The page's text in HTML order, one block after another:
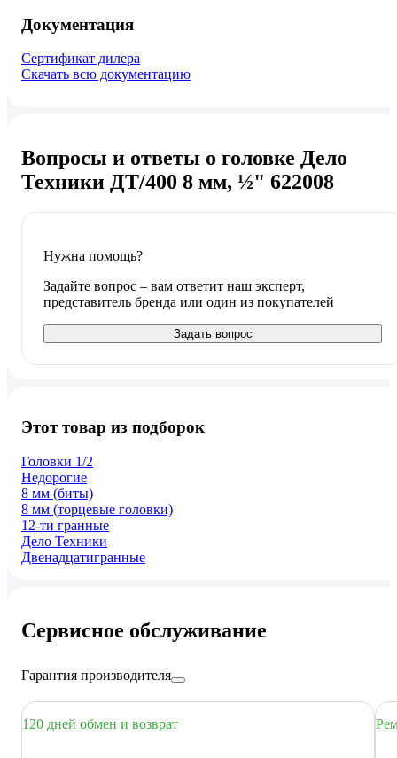
Документация
Сертификат дилера
Скачать всю документацию
Вопросы и ответы о головке Дело
Техники ДТ/400 8 мм, ½" 622008
Нужна помощь?
Задайте вопрос – вам ответит наш эксперт,
представитель бренда или один из покупателей
Задать вопрос
Этот товар из подборок
Головки 1/2
Недорогие
8 мм (биты)
8 мм (торцевые головки)
12-ти гранные
Дело Техники
Двенадцатигранные
Сервисное обслуживание
Гарантия производителя
120 дней обмен и возврат